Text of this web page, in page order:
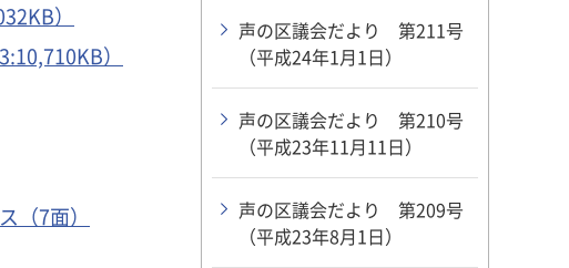
）
）
7面）
声の区議会だより 第211号
（平成24年1月1日）
声の区議会だより 第210号
（平成23年11月11日）
声の区議会だより 第209号
（平成23年8月1日）